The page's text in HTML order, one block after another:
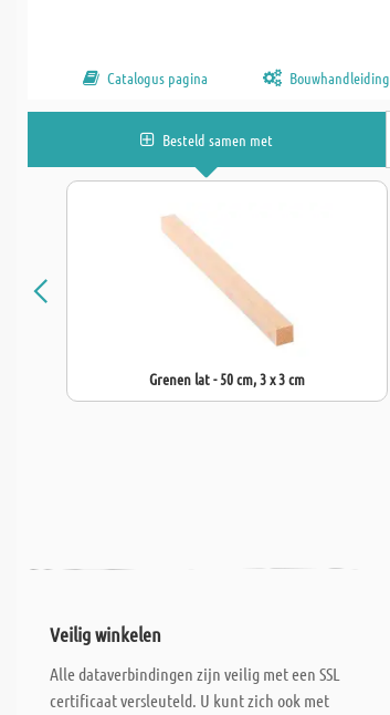
Catalogus pagina Bouwhandleiding
Besteld samen met
Grenen lat - 50 cm, 3 x 3 cm
Veilig winkelen
Alle dataverbindingen zijn veilig met een SSL
certificaat versleuteld. U kunt zich ook met